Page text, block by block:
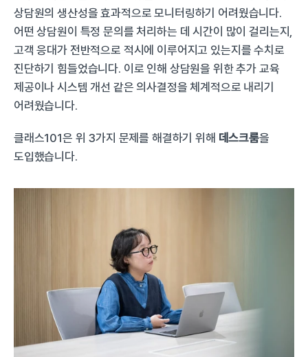
상담원의 생산성을 효과적으로 모니터링하기 어려웠습니다.
어떤 상담원이 특정 문의를 처리하는 데 시간이 많이 걸리는지,
고객 응대가 전반적으로 적시에 이루어지고 있는지를 수치로
진단하기 힘들었습니다. 이로 인해 상담원을 위한 추가 교육
제공이나 시스템 개선 같은 의사결정을 체계적으로 내리기
어려웠습니다.
클래스101은 위 3가지 문제를 해결하기 위해 데스크룸을
도입했습니다.